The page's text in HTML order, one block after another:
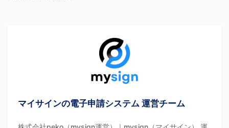
マイサインの電子申請システム 運営チーム